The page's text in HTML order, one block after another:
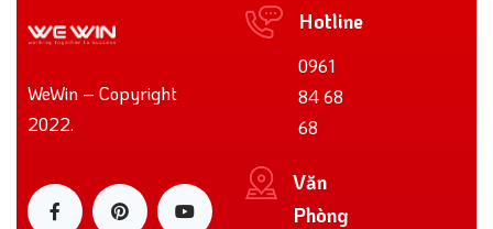
WeWin – Copyright
2022.
Hotline
0961
84 68
68
Văn
Phòng